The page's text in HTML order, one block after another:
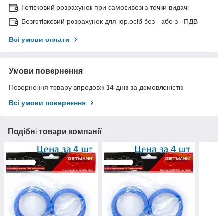
Готівковий розрахунок при самовивозі з точки видачі
Безготівковий розрахунок для юр.осіб без - або з - ПДВ
Всі умови оплати
Умови повернення
Повернення товару впродовж 14 днів за домовленістю
Всі умови повернення
Подібні товари компанії